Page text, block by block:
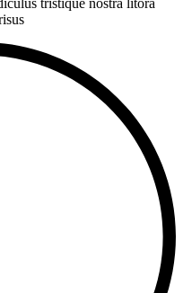
tristique nostra litora